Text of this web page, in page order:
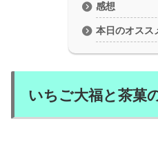
感想
本日のオスス
いちご大福と茶